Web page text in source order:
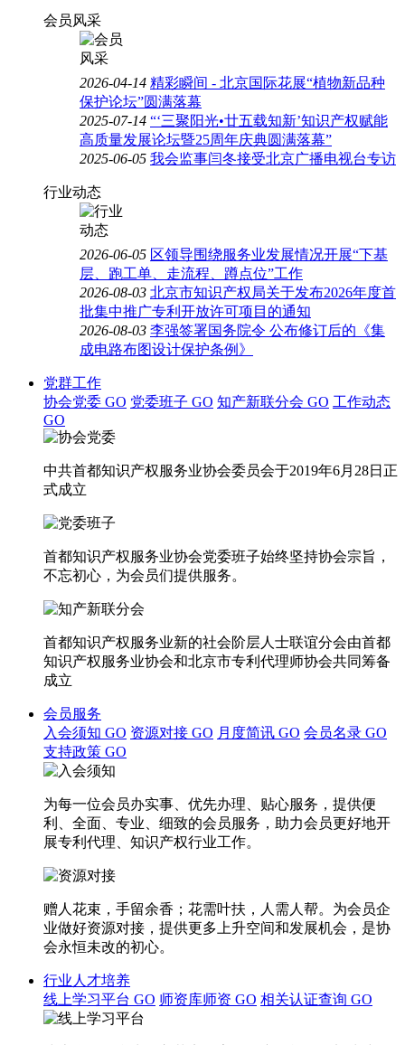
会员风采
2026-04-14 精彩瞬间 - 北京国际花展“植物新品种
保护论坛”圆满落幕
2025-07-14 “‘三聚阳光•廿五载知新’知识产权赋能
高质量发展论坛暨25周年庆典圆满落幕”
2025-06-05 我会监事闫冬接受北京广播电视台专访
行业动态
2026-06-05 区领导围绕服务业发展情况开展“下基
层、跑工单、走流程、蹲点位”工作
2026-08-03 北京市知识产权局关于发布2026年度首
批集中推广专利开放许可项目的通知
2026-08-03 李强签署国务院令 公布修订后的《集
成电路布图设计保护条例》
党群工作
协会党委 GO 党委班子 GO 知产新联分会 GO 工作动态
GO
中共首都知识产权服务业协会委员会于2019年6月28日正
式成立
首都知识产权服务业协会党委班子始终坚持协会宗旨，
不忘初心，为会员们提供服务。
首都知识产权服务业新的社会阶层人士联谊分会由首都
知识产权服务业协会和北京市专利代理师协会共同筹备
成立
会员服务
入会须知 GO 资源对接 GO 月度简讯 GO 会员名录 GO
支持政策 GO
为每一位会员办实事、优先办理、贴心服务，提供便
利、全面、专业、细致的会员服务，助力会员更好地开
展专利代理、知识产权行业工作。
赠人花束，手留余香；花需叶扶，人需人帮。为会员企
业做好资源对接，提供更多上升空间和发展机会，是协
会永恒未改的初心。
行业人才培养
线上学习平台 GO 师资库师资 GO 相关认证查询 GO